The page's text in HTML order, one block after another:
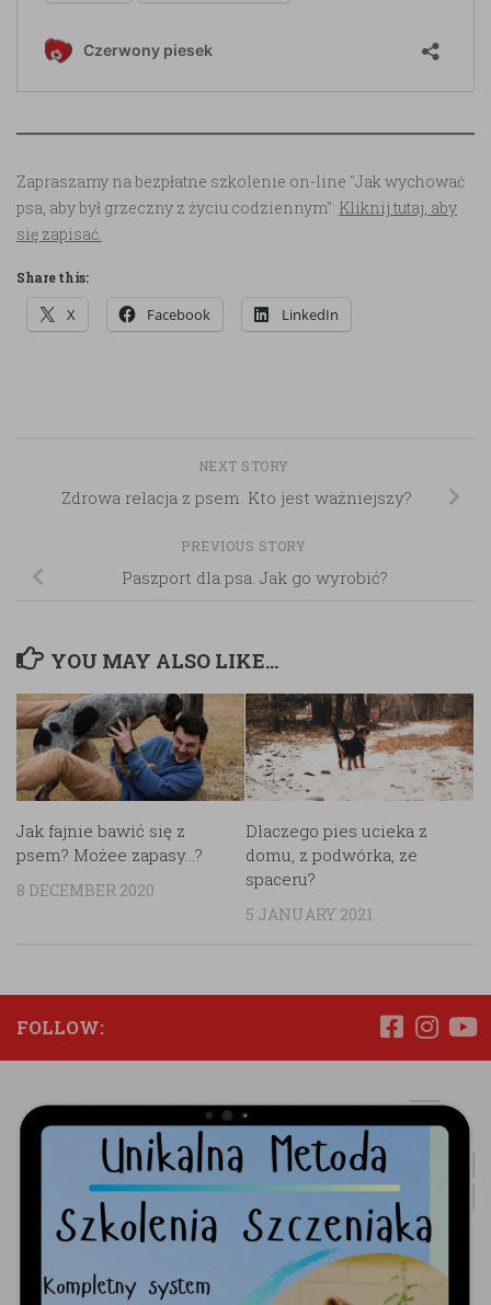
Zapraszamy na bezpłatne szkolenie on-line "Jak wychować
psa, aby był grzeczny z życiu codziennym": Kliknij tutaj, aby
się zapisać.
Share this:
X Facebook LinkedIn
NEXT STORY
Zdrowa relacja z psem. Kto jest ważniejszy?
PREVIOUS STORY
Paszport dla psa. Jak go wyrobić?
YOU MAY ALSO LIKE...
Jak fajnie bawić się z
psem? Możee zapasy…?
8 DECEMBER 2020
Dlaczego pies ucieka z
domu, z podwórka, ze
spaceru?
5 JANUARY 2021
FOLLOW: